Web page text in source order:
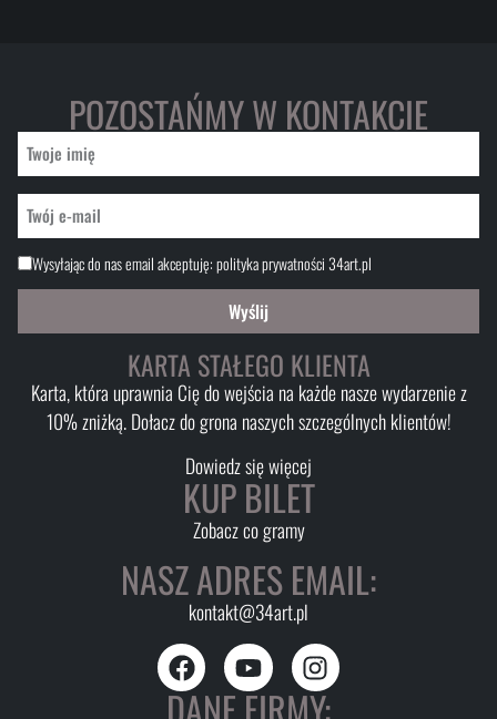
POZOSTAŃMY W KONTAKCIE
Wysyłając do nas email akceptuję:polityka prywatności 34art.pl
Wyślij
KARTA STAŁEGO KLIENTA
Karta, która uprawnia Cię do wejścia na każde nasze wydarzenie z
10% zniżką. Dołacz do grona naszych szczególnych klientów!
Dowiedz się więcej
KUP BILET
Zobacz co gramy
NASZ ADRES EMAIL:
kontakt@34art.pl